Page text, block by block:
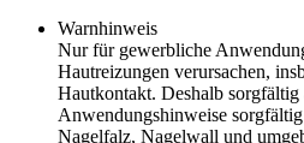
Warnhinweis
Nur für gewerbliche
Hautreizungen verursachen,
Hautkontakt. Deshalb sorgfältig
Anwendungshinweise
Nagelfalz, Nagelwall und